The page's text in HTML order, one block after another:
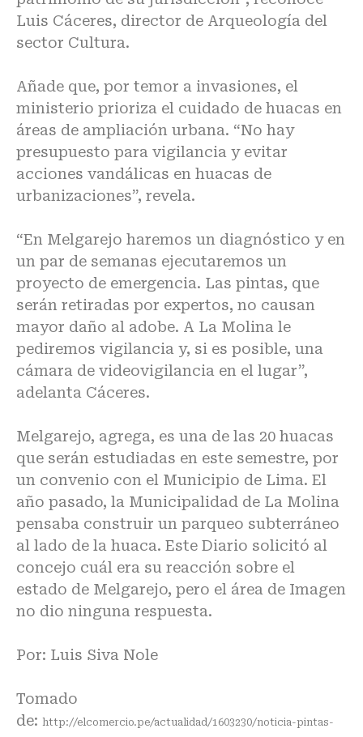
Luis Cáceres, director de Arqueología del
sector Cultura.
Añade que, por temor a invasiones, el
ministerio prioriza el cuidado de huacas en
áreas de ampliación urbana. “No hay
presupuesto para vigilancia y evitar
acciones vandálicas en huacas de
urbanizaciones”, revela.
“En Melgarejo haremos un diagnóstico y en
un par de semanas ejecutaremos un
proyecto de emergencia. Las pintas, que
serán retiradas por expertos, no causan
mayor daño al adobe. A La Molina le
pediremos vigilancia y, si es posible, una
cámara de videovigilancia en el lugar”,
adelanta Cáceres.
Melgarejo, agrega, es una de las 20 huacas
que serán estudiadas en este semestre, por
un convenio con el Municipio de Lima. El
año pasado, la Municipalidad de La Molina
pensaba construir un parqueo subterráneo
al lado de la huaca. Este Diario solicitó al
concejo cuál era su reacción sobre el
estado de Melgarejo, pero el área de Imagen
no dio ninguna respuesta.
Por: Luis Siva Nole
Tomado
de: http://elcomercio.pe/actualidad/1603230/noticia-pintas-